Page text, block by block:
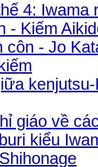
4: Iwama
- Kiếm
côn - Jo
giáo về
kiểu